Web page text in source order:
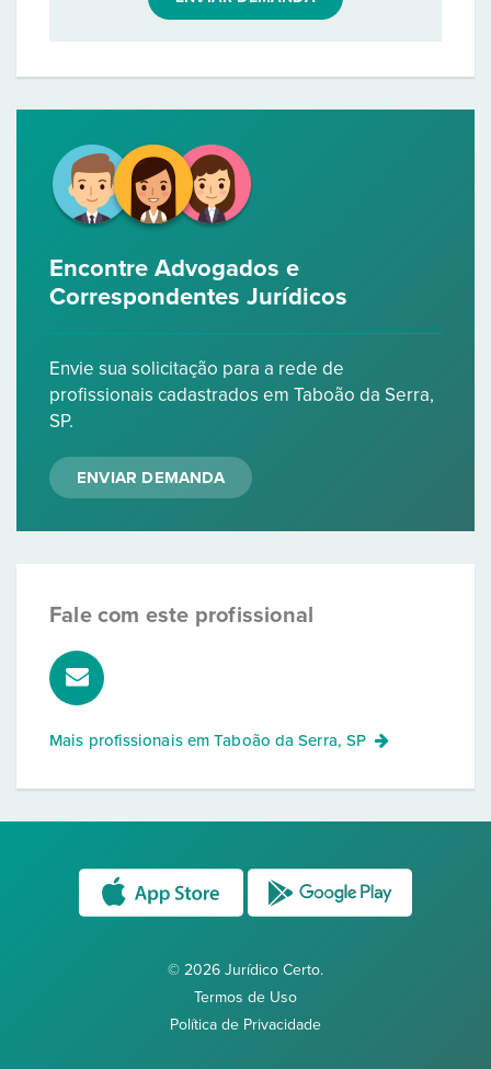
Encontre Advogados e
Correspondentes Jurídicos
Envie sua solicitação para a rede de
profissionais cadastrados em Taboão da Serra,
SP.
ENVIAR DEMANDA
Fale com este profissional
Mais profissionais emTaboão da Serra, SP
© 2026 Jurídico Certo.
Termos de Uso
Política de Privacidade